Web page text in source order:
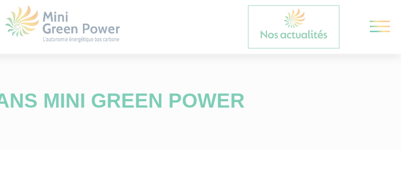
MINI GREEN POWER